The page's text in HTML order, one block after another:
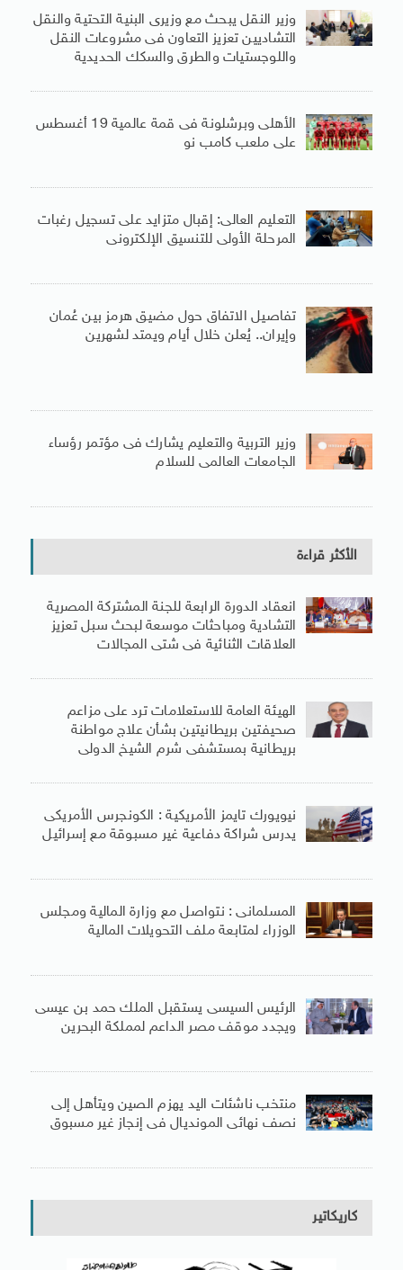
وزير النقل يبحث مع وزيرى البنية التحتية والنقل
التشاديين تعزيز التعاون فى مشروعات النقل
واللوجستيات والطرق والسكك الحديدية
الأهلى وبرشلونة فى قمة عالمية 19 أغسطس
على ملعب كامب نو
التعليم العالى: إقبال متزايد على تسجيل رغبات
المرحلة الأولى للتنسيق الإلكترونى
تفاصيل الاتفاق حول مضيق هرمز بين عُمان
وإيران.. يُعلن خلال أيام ويمتد لشهرين
وزير التربية والتعليم يشارك فى مؤتمر رؤساء
الجامعات العالمى للسلام
الأكثر قراءة
انعقاد الدورة الرابعة للجنة المشتركة المصرية
التشادية ومباحثات موسعة لبحث سبل تعزيز
العلاقات الثنائية فى شتى المجالات
الهيئة العامة للاستعلامات ترد على مزاعم
صحيفتين بريطانيتين بشأن علاج مواطنة
بريطانية بمستشفى شرم الشيخ الدولى
نيويورك تايمز الأمريكية : الكونجرس الأمريكى
يدرس شراكة دفاعية غير مسبوقة مع إسرائيل
المسلمانى : نتواصل مع وزارة المالية ومجلس
الوزراء لمتابعة ملف التحويلات المالية
الرئيس السيسى يستقبل الملك حمد بن عيسى
ويجدد موقف مصر الداعم لمملكة البحرين
منتخب ناشئات اليد يهزم الصين ويتأهل إلى
نصف نهائى المونديال فى إنجاز غير مسبوق
كاريكاتير